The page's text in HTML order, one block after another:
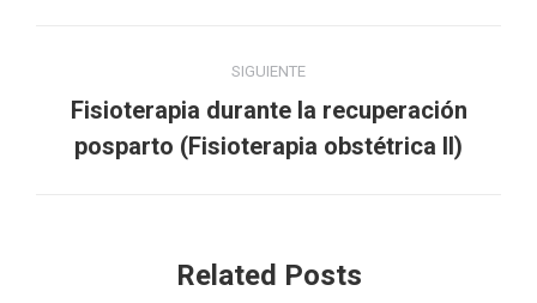
entre
publicaciones
SIGUIENTE
Publicación
siguiente:
Fisioterapia durante la recuperación
posparto (Fisioterapia obstétrica II)
Related Posts